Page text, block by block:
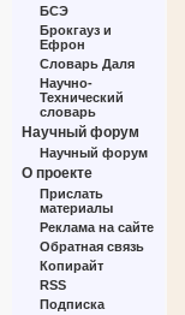
БСЭ
Брокгауз и
Ефрон
Словарь Даля
Научно-
Технический
словарь
Научный форум
Научный форум
О проекте
Прислать
материалы
Реклама на сайте
Обратная связь
Копирайт
RSS
Подписка